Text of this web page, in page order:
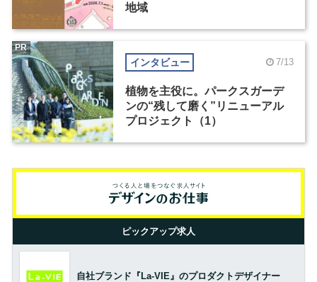
地域
インタビュー 7/13
植物を主役に。パークスガーデ
ンの“残して磨く”リニューアル
プロジェクト（1）
PR
ピックアップ求人
自社ブランド『La-VIE』のプロダクトデザイナー